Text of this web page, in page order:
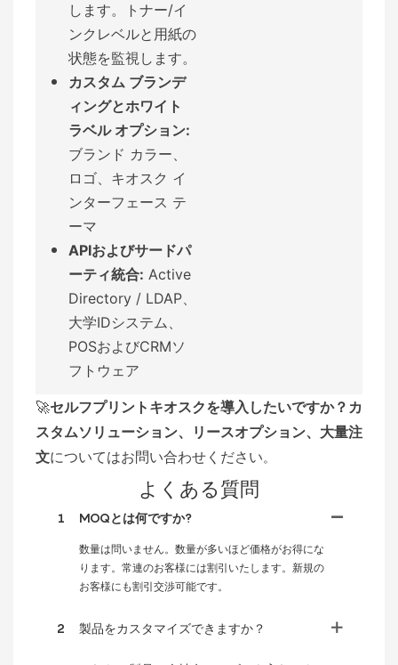
します。
トナー/イ
ンクレベルと用紙の
状態を監視します。
カスタム ブランデ
ィングとホワイト
ラベル オプション:
ブランド カラー、
ロゴ、キオスク イ
ンターフェース テ
ーマ
APIおよびサードパ
ーティ統合: Active
Directory / LDAP、
大学IDシステム、
POSおよびCRMソ
フトウェア
🚀セルフプリントキオスクを導入したいですか？ カ
スタムソリューション、リースオプション、大量注
文についてはお問い合わせください。
よくある質問
1 MOQとは何ですか?
数量は問いません。数量が多いほど価格がお得にな
ります。常連のお客様には割引いたします。新規の
お客様にも割引交渉可能です。
2 製品をカスタマイズできますか？